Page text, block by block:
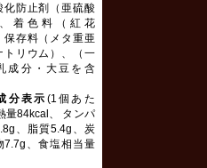
化防止剤（亜硫酸
着色料（紅花
保存料（メタ重亜
トリウム）、（一
成分・大豆を含
分表示 (1個あた
量84kcal、 タンパ
、脂質5.4g、炭
7.7g、食塩相当量